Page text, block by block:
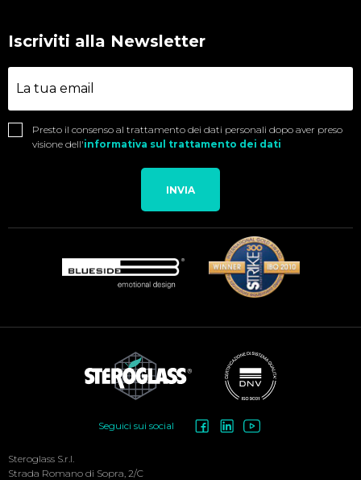
Iscriviti alla Newsletter
Presto il consenso al trattamento dei dati personali dopo aver preso
visione dell'informativa sul trattamento dei dati
INVIA
Menu
Seguici sui social
Steroglass S.r.l.
Strada Romano di Sopra, 2/C